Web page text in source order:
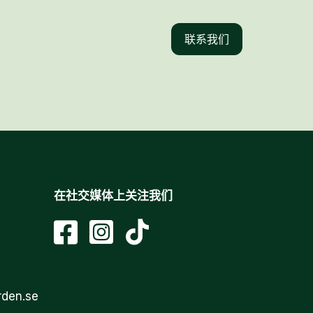
联系我们
在社交媒体上关注我们